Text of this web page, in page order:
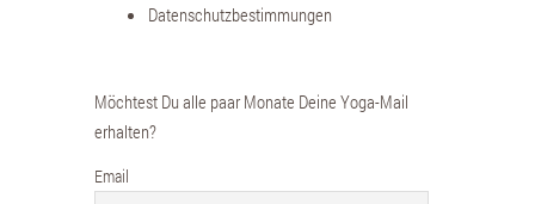
Datenschutzbestimmungen
Möchtest Du alle paar Monate Deine Yoga-Mail
erhalten?
Email